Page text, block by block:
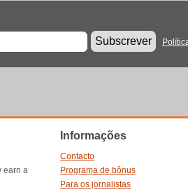
Subscrever
earn a
Informações
Contacto
Programa de bônus
Para os jornalistas